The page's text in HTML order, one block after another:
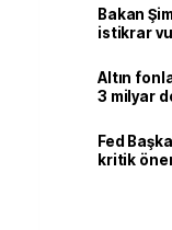
Bakan
istikrar
Altın
3 milyar
Fed
kritik